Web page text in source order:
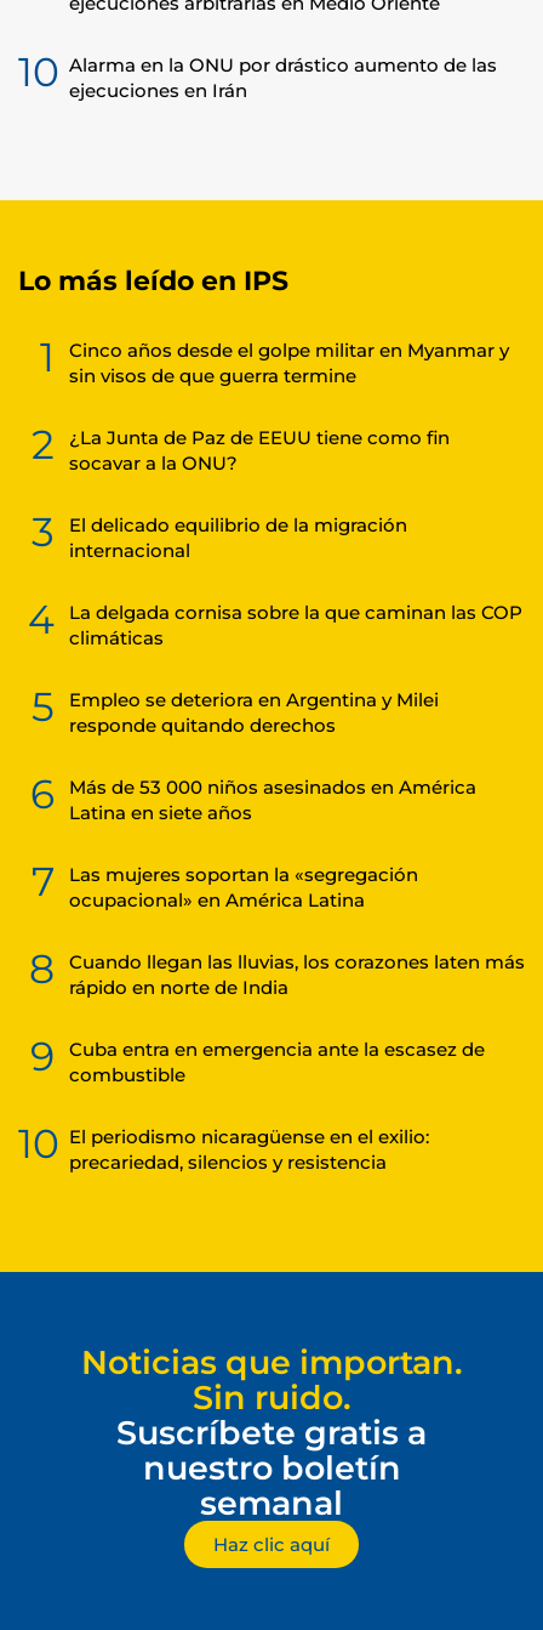
10 Alarma en la ONU por drástico aumento de las
ejecuciones en Irán
Lo más leído en IPS
1
Cinco años desde el golpe militar en Myanmar y
sin visos de que guerra termine
2
¿La Junta de Paz de EEUU tiene como fin
socavar a la ONU?
3
El delicado equilibrio de la migración
internacional
4
La delgada cornisa sobre la que caminan las COP
climáticas
5
Empleo se deteriora en Argentina y Milei
responde quitando derechos
6
Más de 53 000 niños asesinados en América
Latina en siete años
7
Las mujeres soportan la «segregación
ocupacional» en América Latina
8
Cuando llegan las lluvias, los corazones laten más
rápido en norte de India
9
Cuba entra en emergencia ante la escasez de
combustible
10 El periodismo nicaragüense en el exilio:
precariedad, silencios y resistencia
Noticias que importan.
Sin ruido.
Suscríbete gratis a
nuestro boletín
semanal
Haz clic aquí